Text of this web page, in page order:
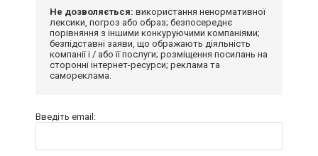
Не дозволяється: використання ненормативної
лексики, погроз або образ; безпосереднє
порівняння з іншими конкуруючими компаніями;
безпідставні заяви, що ображають діяльність
компанії і / або її послуги; розміщення посилань на
сторонні інтернет-ресурси; реклама та
самореклама.
Введіть email: